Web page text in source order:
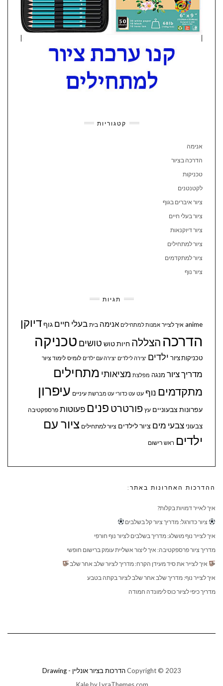
קטגוריות
אנימה
הדרכה בציור
טכניקות
לקטנטנים
ציור איברים בגוף
ציור בעלי חיים
ציור דיוקנאות
ציור למתחילים
ציור למתקדמים
ציור נוף
תגיות
anime איך לצייר אמנות למתחילים אנימה בית בעלי חיים גוףדיוקן
הדרכה הצללה חיותטוש טושים טכניקה
טכניקות ציור ילדים יצירה לילדים יצירה עם ילדים לומיס לימוד ציור
מדריך ציור מנגה מפלצת מציאותי מתחילים
מתקדמים נוף עט עט כדורי עט מברשת עיניים עיפרון
עפרונות צבעוניים עץ פורטרט פנים פעוטות פרספקטיבה
צבעוני צבעי מים ציור לילדים ציור למתחילים ציור עם
ילדים ראש רישום
ההדרכות האחרונות באתר:
איך לאייר דמויות בקלות?
ציור כדורגל: מדריך ציור קל בשלבים
איך לצייר נוף מושלג: מדריך בשלבים לציור נוף חורפי
מדריך ציור פרספקטיבה: איך ליצור אשליית עומק ברישום חופשי
איך לצייר את סיד מעידן הקרח: מדריך לציור שלב אחר שלב
איך לצייר נוף: מדריך שלב אחר שלב לציור בקתה בטבע
מדריך כיפי לציור כוס לימונדה חמודה
Copyright © 2023 הדרכות בציור אונליין - Drawing
Kaleby LyraThemes.com.